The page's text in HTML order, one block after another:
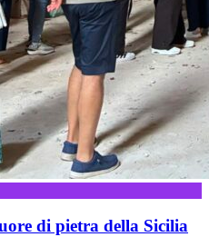
di pietra della Sicilia